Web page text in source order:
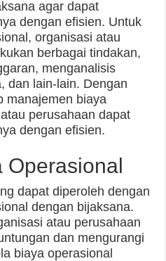
agar dapat
dengan efisien. Untuk
organisasi atau
berbagai tindakan,
menganalisis
dan lain-lain. Dengan
manajemen biaya
perusahaan dapat
dengan efisien.
Operasional
dapat diperoleh dengan
dengan bijaksana.
atau perusahaan
dan mengurangi
biaya operasional